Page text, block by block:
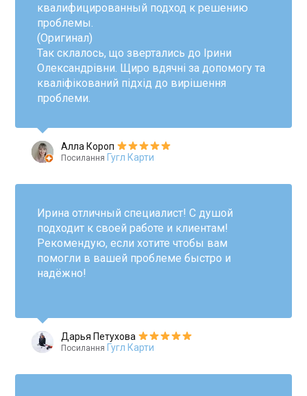
квалифицированный подход к решению
проблемы.
(Оригинал)
Так склалось, що звертались до Ірини
Олександрівни. Щиро вдячні за допомогу та
кваліфікований підхід до вирішення
проблеми.
Алла Короп
Посилання Гугл Карти
Ирина отличный специалист! С душой
подходит к своей работе и клиентам!
Рекомендую, если хотите чтобы вам
помогли в вашей проблеме быстро и
надёжно!
Дарья Петухова
Посилання Гугл Карти